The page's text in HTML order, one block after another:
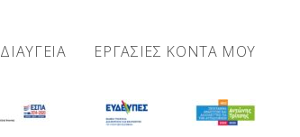
ΔΙΑΥΓΕΙΑ ΕΡΓΑΣΊΕΣ ΚΟΝΤΆ ΜΟΥ